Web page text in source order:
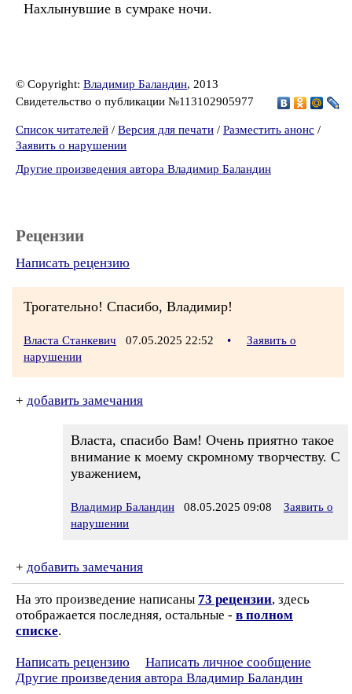
Нахлынувшие в сумраке ночи.
© Copyright: Владимир Баландин, 2013
Свидетельство о публикации №113102905977
Список читателей / Версия для печати / Разместить анонс /
Заявить о нарушении
Другие произведения автора Владимир Баландин
Рецензии
Написать рецензию
Трогательно! Спасибо, Владимир!
Власта Станкевич 07.05.2025 22:52 •
Заявить о
нарушении
+ добавить замечания
Власта, спасибо Вам! Очень приятно такое
внимание к моему скромному творчеству. С
уважением,
Владимир Баландин 08.05.2025 09:08
Заявить о
нарушении
+ добавить замечания
На это произведение написаны 73 рецензии, здесь
отображается последняя, остальные - в полном
списке.
Написать рецензию
Написать личное сообщение
Другие произведения автора Владимир Баландин